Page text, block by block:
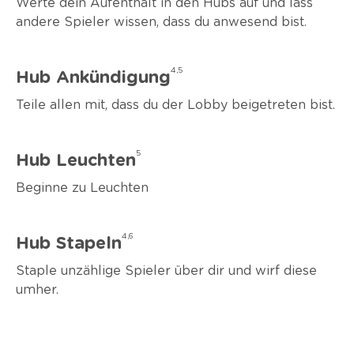
Werte dein Aufenthalt in den Hubs auf und lass
andere Spieler wissen, dass du anwesend bist.
Hub Ankündigung4 5
Teile allen mit, dass du der Lobby beigetreten bist.
Hub Leuchten 5
Beginne zu Leuchten
Hub Stapeln4 6
Staple unzählige Spieler über dir und wirf diese
umher.